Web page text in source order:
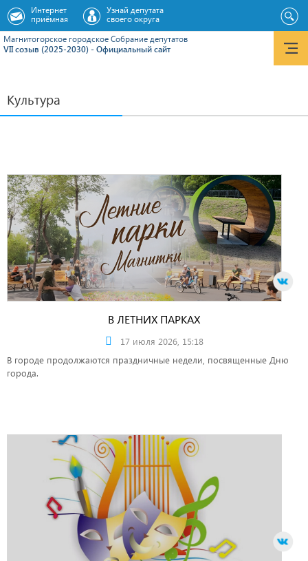
Магнитогорское городское Cобрание депутатов
VII созыв (2025-2030) - Официальный сайт
Интернет
приёмная
Узнай депутата
своего округа
Культура
В ЛЕТНИХ ПАРКАХ
17 июля 2026, 15:18
В городе продолжаются праздничные недели, посвященные Дню
города.